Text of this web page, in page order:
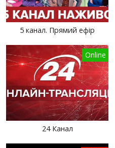
5 канал. Прямий ефір
Online
24 Канал